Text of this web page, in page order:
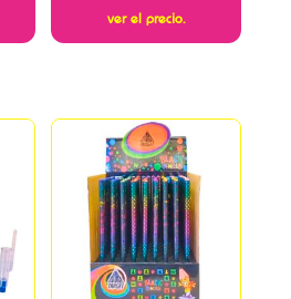
ver el precio.